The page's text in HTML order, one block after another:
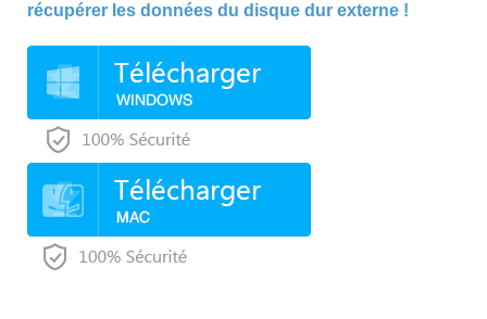
récupérer les données du disque dur externe !